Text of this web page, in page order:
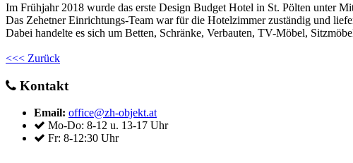
Im Frühjahr 2018 wurde das erste Design Budget Hotel in St. Pölten unter
Das Zehetner Einrichtungs-Team war für die Hotelzimmer zuständig und
Dabei handelte es sich um Betten, Schränke, Verbauten, TV-Möbel,
<<< Zurück
Kontakt
Email: office@zh-objekt.at
Mo-Do: 8-12 u. 13-17 Uhr
Fr: 8-12:30 Uhr